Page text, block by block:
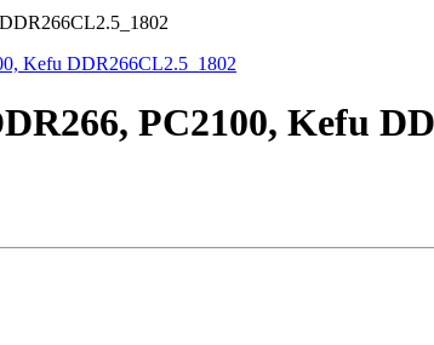
PC2100, Kefu